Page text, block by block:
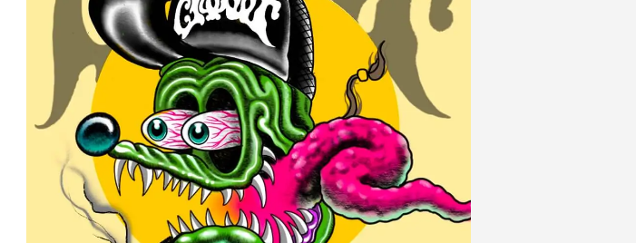
unbestritten definitive Live Platte […]